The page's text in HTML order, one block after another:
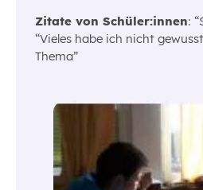
Zitate von Schüler:innen:
“Vieles habe ich nicht
Thema”